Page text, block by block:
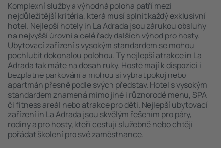
Komplexní služby a výhodná poloha patří mezi
nejdůležitější kritéria, která musí splnit každý exklusivní
hotel. Nejlepší hotely in La Adrada jsou zárukou obsluhy
na nejvyšší úrovni a celé řady dalších výhod pro hosty.
Ubytovací zařízení s vysokým standardem se mohou
pochlubit dokonalou polohou. Ty nejlepší atrakce in La
Adrada tak máte na dosah ruky. Hosté mají k dispozici i
bezplatné parkování a mohou si vybrat pokoj nebo
apartmán přesně podle svých představ. Hotel s vysokým
standardem znamená mimo jiné i různorodé menu, SPA
či fitness areál nebo atrakce pro děti. Nejlepší ubytovací
zařízení in La Adrada jsou skvělým řešením pro páry,
rodiny a pro hosty, kteří cestují služebně nebo chtějí
pořádat školení pro své zaměstnance.